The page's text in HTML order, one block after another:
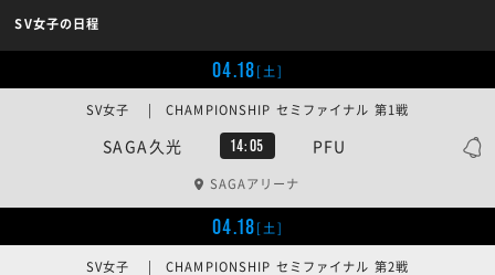
SV女子の日程
04.18[土]
SAGA久光 14:05 PFU
SV女子 | CHAMPIONSHIP セミファイナル 第1戦
SAGAアリーナ
04.18[土]
SV女子 | CHAMPIONSHIP セミファイナル 第2戦